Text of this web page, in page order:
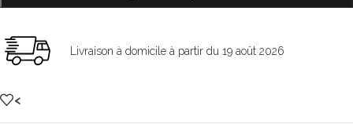
Livraison à domicile à partir du 19 août 2026
<